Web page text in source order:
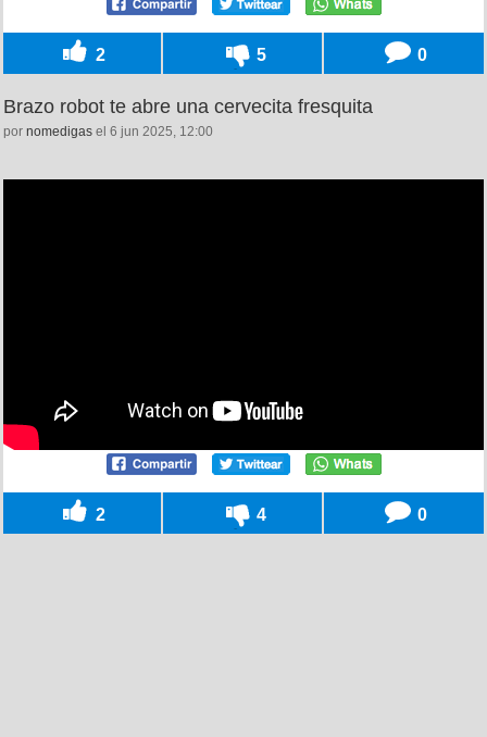
2 5 0
Brazo robot te abre una cervecita fresquita
por nomedigas el 6 jun 2025, 12:00
2 4 0